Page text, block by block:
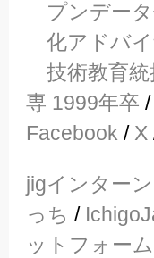
プンデー
化アドバ
技術教育
専 1999年卒 /
Facebook / X
jigインターン
っち /
ットフォーム